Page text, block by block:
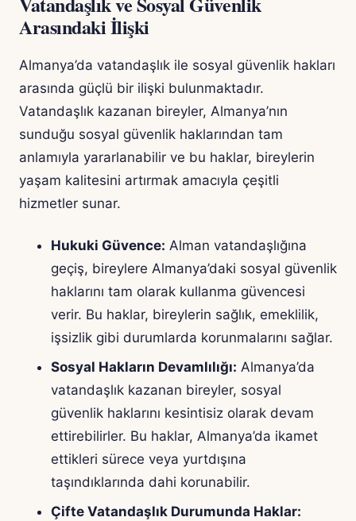
Arasındaki İlişki
Almanya’da vatandaşlık ile sosyal güvenlik hakları
arasında güçlü bir ilişki bulunmaktadır.
Vatandaşlık kazanan bireyler, Almanya’nın
sunduğu sosyal güvenlik haklarından tam
anlamıyla yararlanabilir ve bu haklar, bireylerin
yaşam kalitesini artırmak amacıyla çeşitli
hizmetler sunar.
Hukuki Güvence: Alman vatandaşlığına
geçiş, bireylere Almanya’daki sosyal güvenlik
haklarını tam olarak kullanma güvencesi
verir. Bu haklar, bireylerin sağlık, emeklilik,
işsizlik gibi durumlarda korunmalarını sağlar.
Sosyal Hakların Devamlılığı: Almanya’da
vatandaşlık kazanan bireyler, sosyal
güvenlik haklarını kesintisiz olarak devam
ettirebilirler. Bu haklar, Almanya’da ikamet
ettikleri sürece veya yurtdışına
taşındıklarında dahi korunabilir.
Çifte Vatandaşlık Durumunda Haklar: